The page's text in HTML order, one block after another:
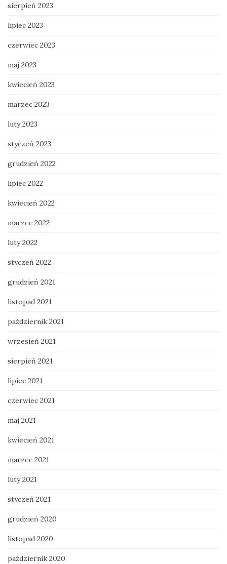
sierpień 2023
lipiec 2023
czerwiec 2023
maj 2023
kwiecień 2023
marzec 2023
luty 2023
styczeń 2023
grudzień 2022
lipiec 2022
kwiecień 2022
marzec 2022
luty 2022
styczeń 2022
grudzień 2021
listopad 2021
październik 2021
wrzesień 2021
sierpień 2021
lipiec 2021
czerwiec 2021
maj 2021
kwiecień 2021
marzec 2021
luty 2021
styczeń 2021
grudzień 2020
listopad 2020
październik 2020